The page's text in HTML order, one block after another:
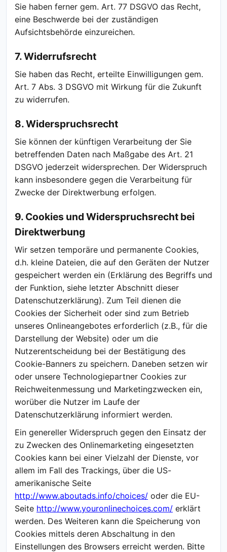
Sie haben ferner gem. Art. 77 DSGVO das Recht,
eine Beschwerde bei der zuständigen
Aufsichtsbehörde einzureichen.
7. Widerrufsrecht
Sie haben das Recht, erteilte Einwilligungen gem.
Art. 7 Abs. 3 DSGVO mit Wirkung für die Zukunft
zu widerrufen.
8. Widerspruchsrecht
Sie können der künftigen Verarbeitung der Sie
betreffenden Daten nach Maßgabe des Art. 21
DSGVO jederzeit widersprechen. Der Widerspruch
kann insbesondere gegen die Verarbeitung für
Zwecke der Direktwerbung erfolgen.
9. Cookies und Widerspruchsrecht bei
Direktwerbung
Wir setzen temporäre und permanente Cookies,
d.h. kleine Dateien, die auf den Geräten der Nutzer
gespeichert werden ein (Erklärung des Begriffs und
der Funktion, siehe letzter Abschnitt dieser
Datenschutzerklärung). Zum Teil dienen die
Cookies der Sicherheit oder sind zum Betrieb
unseres Onlineangebotes erforderlich (z.B., für die
Darstellung der Website) oder um die
Nutzerentscheidung bei der Bestätigung des
Cookie-Banners zu speichern. Daneben setzen wir
oder unsere Technologiepartner Cookies zur
Reichweitenmessung und Marketingzwecken ein,
worüber die Nutzer im Laufe der
Datenschutzerklärung informiert werden.
Ein genereller Widerspruch gegen den Einsatz der
zu Zwecken des Onlinemarketing eingesetzten
Cookies kann bei einer Vielzahl der Dienste, vor
allem im Fall des Trackings, über die US-
amerikanische Seite
http://www.aboutads.info/choices/ oder die EU-
Seite http://www.youronlinechoices.com/ erklärt
werden. Des Weiteren kann die Speicherung von
Cookies mittels deren Abschaltung in den
Einstellungen des Browsers erreicht werden. Bitte